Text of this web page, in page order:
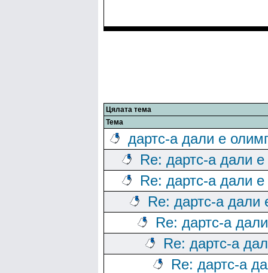
Цялата тема
Тема
дартс-а дали е
Re: дартс-а дали
Re: дартс-а дали
Re: дартс-а дали
Re: дартс-а
Re: дартс-а
Re: дартс-а